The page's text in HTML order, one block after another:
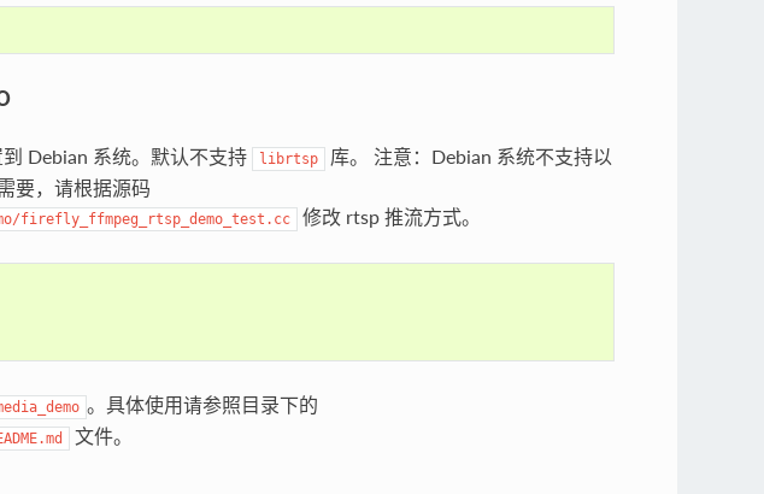
Debian 系统。默认不支持 librtsp
库。 注意：Debian 系统不支持以
要，请根据源码
firefly_ffmpeg_rtsp_demo_test.cc 修改 rtsp 推流方式。
。具体使用请参照目录下的
文件。